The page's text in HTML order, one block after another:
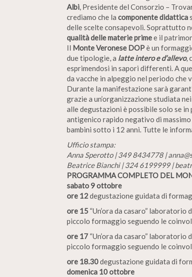
Albi, Presidente del Consorzio –
crediamo che la componente didattica
delle scelte consapevoli. Soprattutto
qualità delle materie primee il
Il Monte Veronese DOPè un
due tipologie, a latte intero e d’allevo,
esprimendosi in sapori differenti. A
da vacche in alpeggio nel periodo che
Durante la manifestazione sarà
grazie a un’organizzazione studiata
alle degustazioni è possibile solo se
antigenico rapido negativo di
bambini sotto i 12 anni. Tutte le
Ufficio stampa:
Anna Sperotto | 349 8434778 |
Beatrice Bianchi | 324 6199999 |
PROGRAMMA COMPLETO DEL
sabato 9 ottobre
ore 12degustazione guidata di
ore 15 “Un’ora da casaro”
piccolo formaggio seguendo le
ore 17 “Un’ora da casaro”
piccolo formaggio seguendo le
ore 18.30degustazione guidata di
domenica 10 ottobre